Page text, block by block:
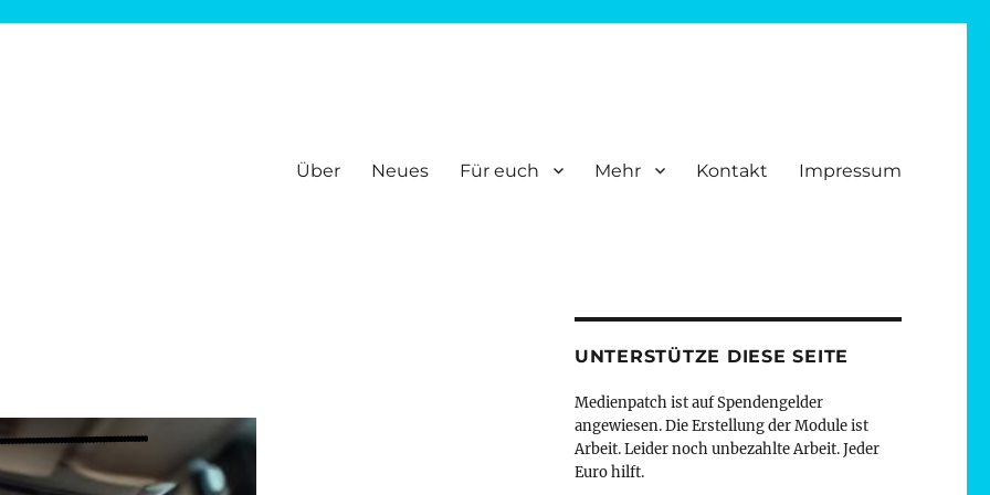
Über Neues Für euch Mehr Kontakt Impressum
UNTERSTÜTZE DIESE SEITE
Medienpatch ist auf Spendengelder
angewiesen. Die Erstellung der Module ist
Arbeit. Leider noch unbezahlte Arbeit. Jeder
Euro hilft.